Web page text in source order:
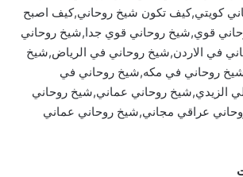
كويتي,كيف تكون شيخ روحاني,كيف اصبح
قوي,شيخ روحاني قوي جدا,شيخ روحاني
في الاردن,شيخ روحاني في الرياض,شيخ
روحاني في مكه,شيخ روحاني في
الزيدي,شيخ روحاني عماني,شيخ روحاني
عراقي مجاني,شيخ روحاني عماني